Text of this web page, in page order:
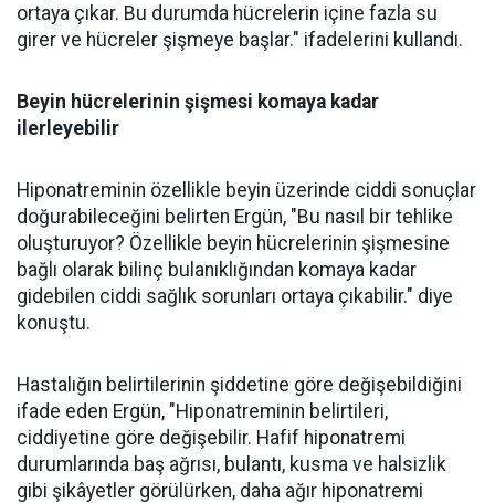
ortaya çıkar. Bu durumda hücrelerin içine fazla su
girer ve hücreler şişmeye başlar." ifadelerini kullandı.
Beyin hücrelerinin şişmesi komaya kadar
ilerleyebilir
Hiponatreminin özellikle beyin üzerinde ciddi sonuçlar
doğurabileceğini belirten Ergün, "Bu nasıl bir tehlike
oluşturuyor? Özellikle beyin hücrelerinin şişmesine
bağlı olarak bilinç bulanıklığından komaya kadar
gidebilen ciddi sağlık sorunları ortaya çıkabilir." diye
konuştu.
Hastalığın belirtilerinin şiddetine göre değişebildiğini
ifade eden Ergün, "Hiponatreminin belirtileri,
ciddiyetine göre değişebilir. Hafif hiponatremi
durumlarında baş ağrısı, bulantı, kusma ve halsizlik
gibi şikâyetler görülürken, daha ağır hiponatremi